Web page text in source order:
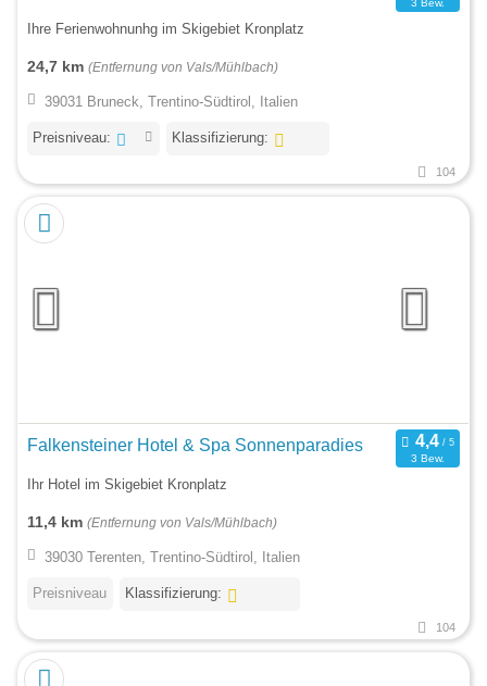
3 Bew.
Ihre Ferienwohnunhg im Skigebiet Kronplatz
24,7 km (Entfernung von Vals/Mühlbach)
39031 Bruneck, Trentino-Südtirol, Italien
Preisniveau: Klassifizierung:
104
Falkensteiner Hotel & Spa Sonnenparadies
3 Bew.
Ihr Hotel im Skigebiet Kronplatz
11,4 km (Entfernung von Vals/Mühlbach)
39030 Terenten, Trentino-Südtirol, Italien
Preisniveau Klassifizierung:
104